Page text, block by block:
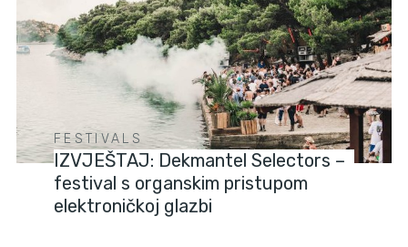
FESTIVALS
IZVJEŠTAJ: Dekmantel Selectors –
festival s organskim pristupom
elektroničkoj glazbi